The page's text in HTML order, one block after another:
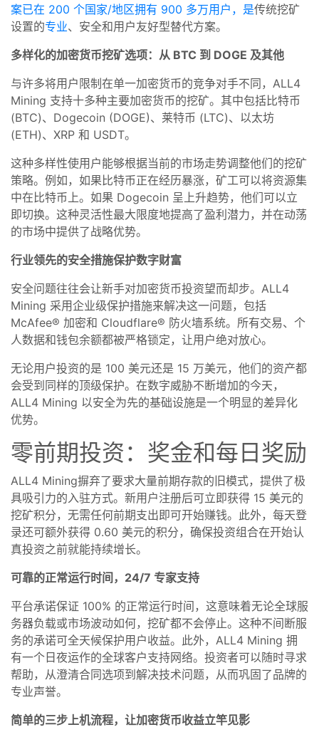
案已在 200 个国家/地区拥有 900 多万用户，是传统挖矿
设置的专业、安全和用户友好型替代方案。
多样化的加密货币挖矿选项：从 BTC 到 DOGE 及其他
与许多将用户限制在单一加密货币的竞争对手不同，ALL4
Mining 支持十多种主要加密货币的挖矿。其中包括比特币
(BTC)、Dogecoin (DOGE)、莱特币 (LTC)、以太坊
(ETH)、XRP 和 USDT。
这种多样性使用户能够根据当前的市场走势调整他们的挖矿
策略。例如，如果比特币正在经历暴涨，矿工可以将资源集
中在比特币上。如果 Dogecoin 呈上升趋势，他们可以立
即切换。这种灵活性最大限度地提高了盈利潜力，并在动荡
的市场中提供了战略优势。
行业领先的安全措施保护数字财富
安全问题往往会让新手对加密货币投资望而却步。ALL4
Mining 采用企业级保护措施来解决这一问题，包括
McAfee® 加密和 Cloudflare® 防火墙系统。所有交易、个
人数据和钱包余额都被严格锁定，让用户绝对放心。
无论用户投资的是 100 美元还是 15 万美元，他们的资产都
会受到同样的顶级保护。在数字威胁不断增加的今天，
ALL4 Mining 以安全为先的基础设施是一个明显的差异化
优势。
零前期投资：奖金和每日奖励
ALL4 Mining摒弃了要求大量前期存款的旧模式，提供了极
具吸引力的入驻方式。新用户注册后可立即获得 15 美元的
挖矿积分，无需任何前期支出即可开始赚钱。此外，每天登
录还可额外获得 0.60 美元的积分，确保投资组合在开始认
真投资之前就能持续增长。
可靠的正常运行时间，24/7 专家支持
平台承诺保证 100% 的正常运行时间，这意味着无论全球服
务器负载或市场波动如何，挖矿都不会停止。这种不间断服
务的承诺可全天候保护用户收益。此外，ALL4 Mining 拥
有一个日夜运作的全球客户支持网络。投资者可以随时寻求
帮助，从澄清合同选项到解决技术问题，从而巩固了品牌的
专业声誉。
简单的三步上机流程，让加密货币收益立竿见影